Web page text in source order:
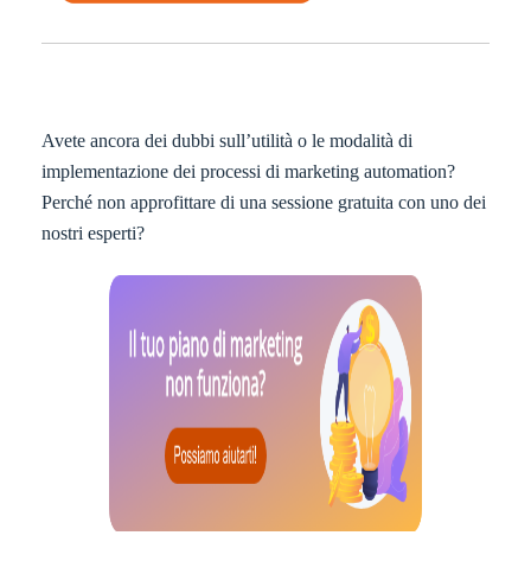
Avete ancora dei dubbi sull’utilità o le modalità di
implementazione dei processi di marketing automation?
Perché non approfittare di una sessione gratuita con uno dei
nostri esperti?